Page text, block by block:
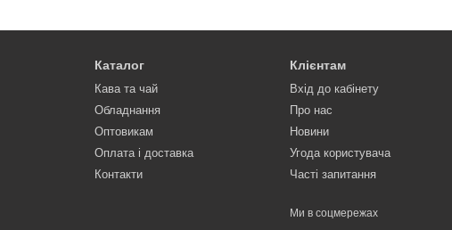
Каталог
Кава та чай
Обладнання
Оптовикам
Оплата і доставка
Контакти
Клієнтам
Вхід до кабінету
Про нас
Новини
Угода користувача
Часті запитання
Ми в соцмережах